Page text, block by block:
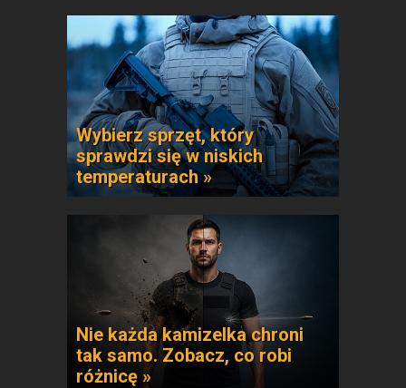
Wybierz sprzęt, który
sprawdzi się w niskich
temperaturach »
Nie każda kamizelka chroni
tak samo. Zobacz, co robi
różnicę »